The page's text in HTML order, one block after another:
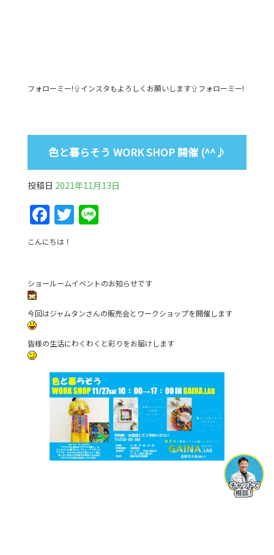
フォローミー!⇧インスタもよろしくお願いします⇧フォローミー!
色と暮らそう WORK SHOP 開催 (^^♪
投稿日 2021年11月13日
F
a
c
e
b
o
o
k
T
er
Li
こんにちは！
ショールームイベントのお知らせです
今回はジャムタンさんの販売会とワークショップを開催します
皆様の生活にわくわくと彩りをお届けします